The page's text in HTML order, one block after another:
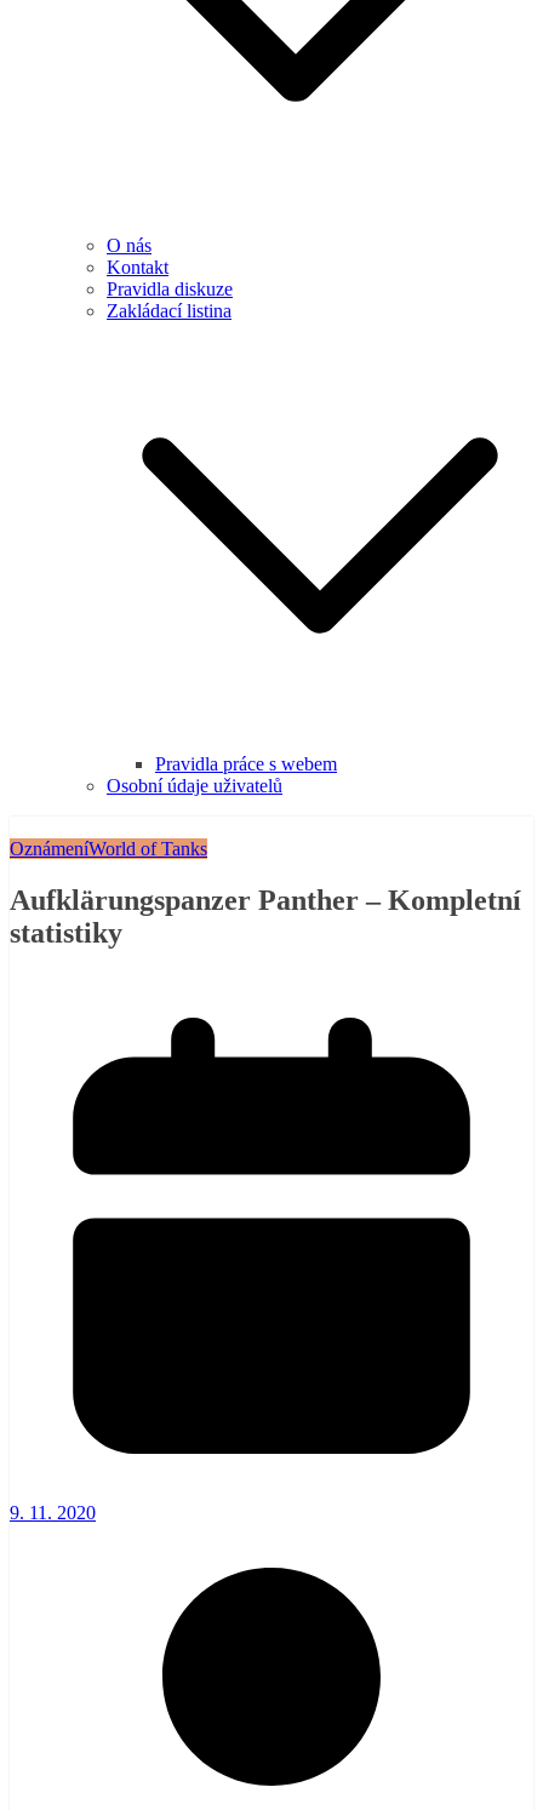
O nás
Kontakt
Pravidla diskuze
Zakládací listina
Pravidla práce s webem
Osobní údaje uživatelů
OznámeníWorld of Tanks
Aufklärungspanzer Panther – Kompletní
statistiky
9. 11. 2020